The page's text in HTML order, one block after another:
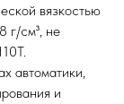
вязкостью
г/см³, не
автоматики,
и